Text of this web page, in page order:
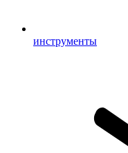
инструменты